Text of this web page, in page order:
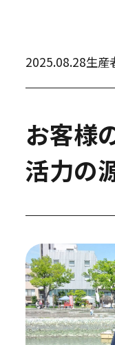
2025.08.28生産
お客様
活力の